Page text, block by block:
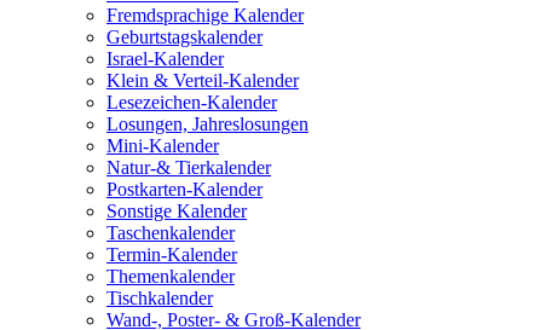
Fremdsprachige Kalender
Geburtstagskalender
Israel-Kalender
Klein & Verteil-Kalender
Lesezeichen-Kalender
Losungen, Jahreslosungen
Mini-Kalender
Natur-& Tierkalender
Postkarten-Kalender
Sonstige Kalender
Taschenkalender
Termin-Kalender
Themenkalender
Tischkalender
Wand-, Poster- & Groß-Kalender